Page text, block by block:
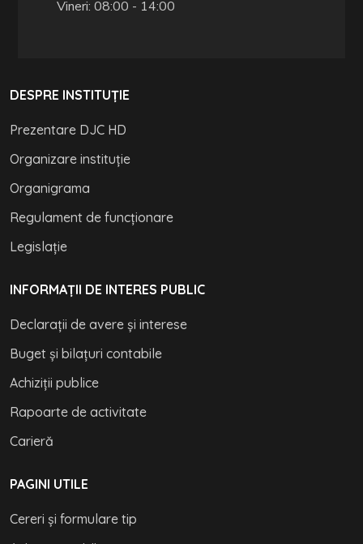
Vineri: 08:00 - 14:00
DESPRE INSTITUȚIE
Prezentare DJC HD
Organizare instituție
Organigrama
Regulament de funcționare
Legislație
INFORMAȚII DE INTERES PUBLIC
Declarații de avere și interese
Buget și bilațuri contabile
Achiziții publice
Rapoarte de activitate
Carieră
PAGINI UTILE
Cereri și formulare tip